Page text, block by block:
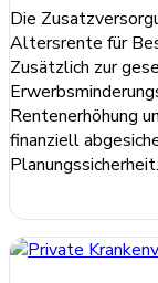
Die
Altersrente für
Zusätzlich zur
Rentenerhöhung
finanziell
Planungssicherheit.
weiterlesen ...